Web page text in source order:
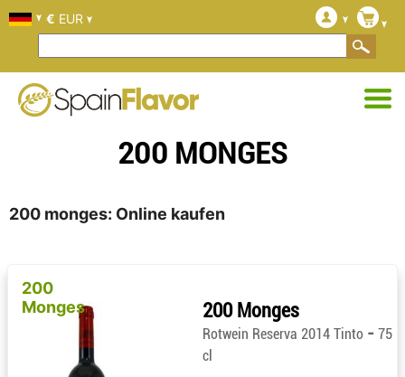
200 MONGES
200 monges: Online kaufen
200
Monges
200 Monges
Rotwein Reserva 2014 Tinto - 75
cl
€ EUR